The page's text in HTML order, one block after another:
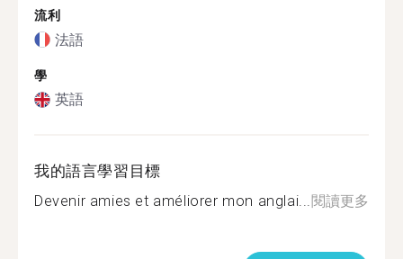
流利
法語
學
英語
我的語言學習目標
Devenir amies et améliorer mon anglai...閱讀更多